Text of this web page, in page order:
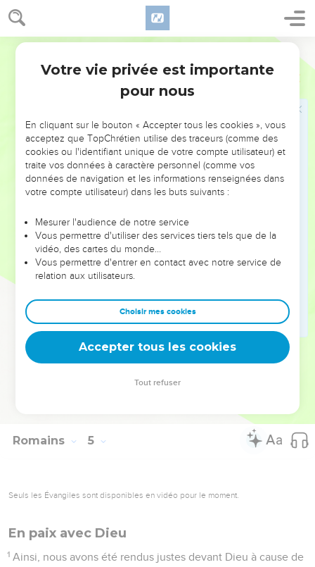
Romains 4
vain, et il devint ainsi « l’ancêtre d’une foule de nations »,
selon ce que Dieu lui avait dit : « Tel sera le nombre de tes
descendants. »
Il avait environ cent ans, mais sa foi ne faiblit pas quand il
pensa à son corps presque mourant et à Sara, sa femme, qui
Il ne perdit pas confiance et ne douta pas de la promesse
de Dieu ; au contraire, sa foi le fortifia et il loua Dieu.
Il était absolument certain que Dieu a le pouvoir
d’accomplir ce qu’il a promis.
Voilà pourquoi il est dit d’Abraham que, à cause de sa foi,
« Dieu l’a considéré comme juste ».
Mais ces mots « Dieu l’a considéré comme juste » n’ont
pas été écrits pour lui seul.
Ils ont été écrits aussi pour nous qui devons être
ramené d’entre les morts Jésus notre Seigneur.
Il a été à la mort à cause de nos péchés et Dieu l’a ramené
à la vie pour nous rendre justes devant lui.
© Société biblique française – Bibli’O, 1997, avec autorisation. Pour vous procurer
Romains 5
Seuls les Évangiles sont disponibles en vidéo pour le moment.
En paix avec Dieu
1 Ainsi, nous avons été rendus justes devant Dieu à cause de
Votre vie privée est importante
pour nous
En cliquant sur le bouton « Accepter tous les cookies », vous
acceptez que TopChrétien utilise des traceurs (comme des
cookies ou l'identifiant unique de votre compte utilisateur) et
traite vos données à caractère personnel (comme vos
données de navigation et les informations renseignées dans
votre compte utilisateur) dans les buts suivants :
Mesurer l'audience de notre service
Vous permettre d'utiliser des services tiers tels que de la
vidéo, des cartes du monde…
Vous permettre d'entrer en contact avec notre service de
relation aux utilisateurs.
Choisir mes cookies
Accepter tous les cookies
Tout refuser